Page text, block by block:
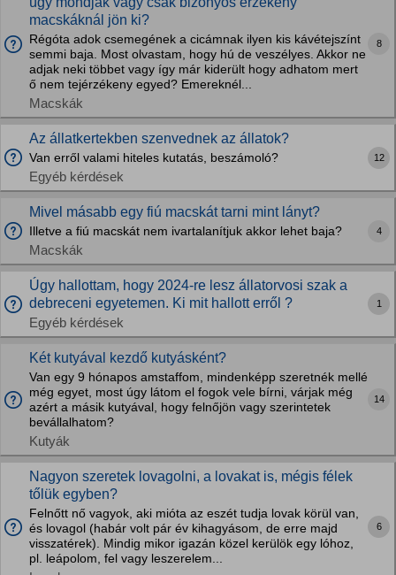
macskáknál jön ki?
Régóta adok csemegének a cicámnak ilyen kis kávétejszínt
semmi baja. Most olvastam, hogy hú de veszélyes. Akkor ne
adjak neki többet vagy így már kiderült hogy adhatom mert
ő nem tejérzékeny egyed? Emereknél...
Macskák
8
Az állatkertekben szenvednek az állatok?
Van erről valami hiteles kutatás, beszámoló?
Egyéb kérdések
12
Mivel másabb egy fiú macskát tarni mint lányt?
Illetve a fiú macskát nem ivartalanítjuk akkor lehet baja?
Macskák
4
Úgy hallottam, hogy 2024-re lesz állatorvosi szak a
debreceni egyetemen. Ki mit hallott erről ?
Egyéb kérdések
1
Két kutyával kezdő kutyásként?
Van egy 9 hónapos amstaffom, mindenképp szeretnék mellé
még egyet, most úgy látom el fogok vele bírni, várjak még
azért a másik kutyával, hogy felnőjön vagy szerintetek
bevállalhatom?
Kutyák
14
Nagyon szeretek lovagolni, a lovakat is, mégis félek
tőlük egyben?
Felnőtt nő vagyok, aki mióta az eszét tudja lovak körül van,
és lovagol (habár volt pár év kihagyásom, de erre majd
visszatérek). Mindig mikor igazán közel kerülök egy lóhoz,
pl. leápolom, fel vagy leszerelem...
6